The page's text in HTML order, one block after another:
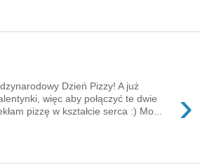
›
Dzień Pizzy! A już
więc aby połączyć te dwie
pizzę w kształcie serca :) Mo...